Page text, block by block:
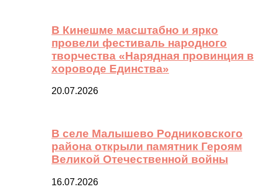
В Кинешме масштабно и ярко
провели фестиваль народного
творчества «Нарядная провинция в
хороводе Единства»
20.07.2026
В селе Малышево Родниковского
района открыли памятник Героям
Великой Отечественной войны
16.07.2026